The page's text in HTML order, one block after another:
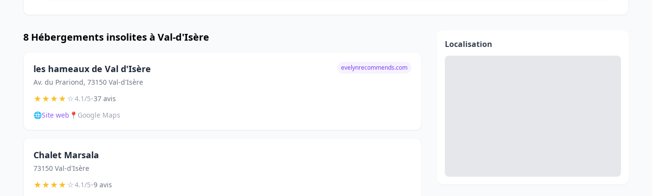
8 Hébergements insolites à Val-d'Isère
les hameaux de Val d'Isère
Av. du Prariond, 73150 Val-d'Isère
evelynrecommends.com
★★★★☆4.1/5•37 avis
🌐Site web 📍 Google Maps
Chalet Marsala
73150 Val-d'Isère
★★★★☆4.1/5•9 avis
Localisation